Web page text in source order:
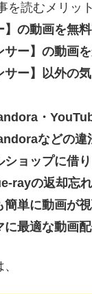
を読むメリッ
の動画を無
サー】の動画
サー】以外の
・
などの違
ショップに借
rayの返却忘
簡単に動画が
に最適な動画